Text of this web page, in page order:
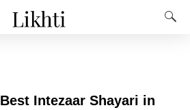
Best Intezaar Shayari in